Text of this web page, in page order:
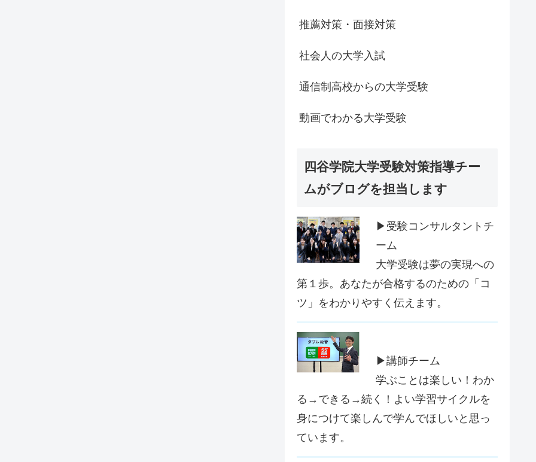
推薦対策・面接対策
社会人の大学入試
通信制高校からの大学受験
動画でわかる大学受験
四谷学院大学受験対策指導チー
ムがブログを担当します
▶受験コンサルタントチ
ーム
大学受験は夢の実現への
第１歩。あなたが合格するのための「コ
ツ」をわかりやすく伝えます。
▶講師チーム
学ぶことは楽しい！わか
る→できる→続く！よい学習サイクルを
身につけて楽しんで学んでほしいと思っ
ています。